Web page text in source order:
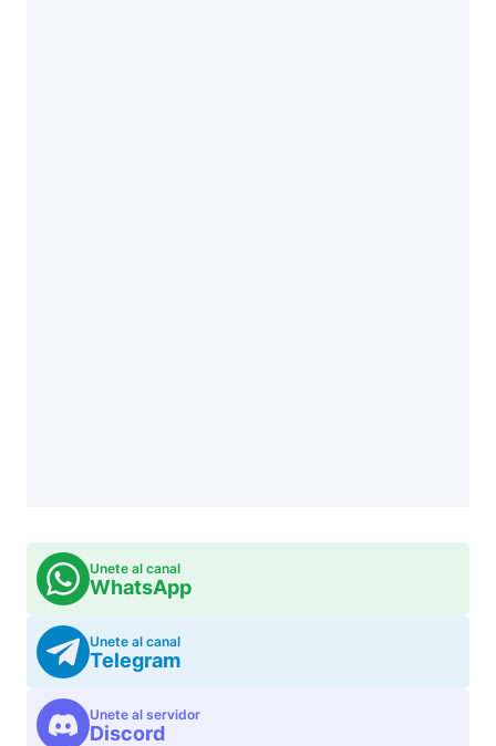
Unete al canal
WhatsApp
Unete al canal
Telegram
Unete al servidor
Discord